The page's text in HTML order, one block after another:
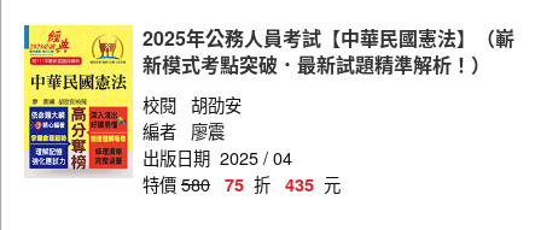
土木工程
交通行政
法院書記官
執達員
教育行政
2025年公務人員考試【中華民國憲法】（嶄
新模式考點突破．最新試題精準解析！）
校閱 胡劭安
編者
廖震
出版日期 2025 / 04
特價580 75 折 435 元